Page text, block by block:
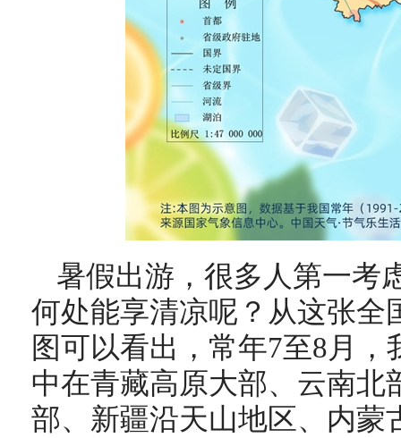
暑假出游，很多人第一考
何处能享清凉呢？从这张全
图可以看出，常年7至8月
中在青藏高原大部、云南北
部、新疆沿天山地区、内蒙